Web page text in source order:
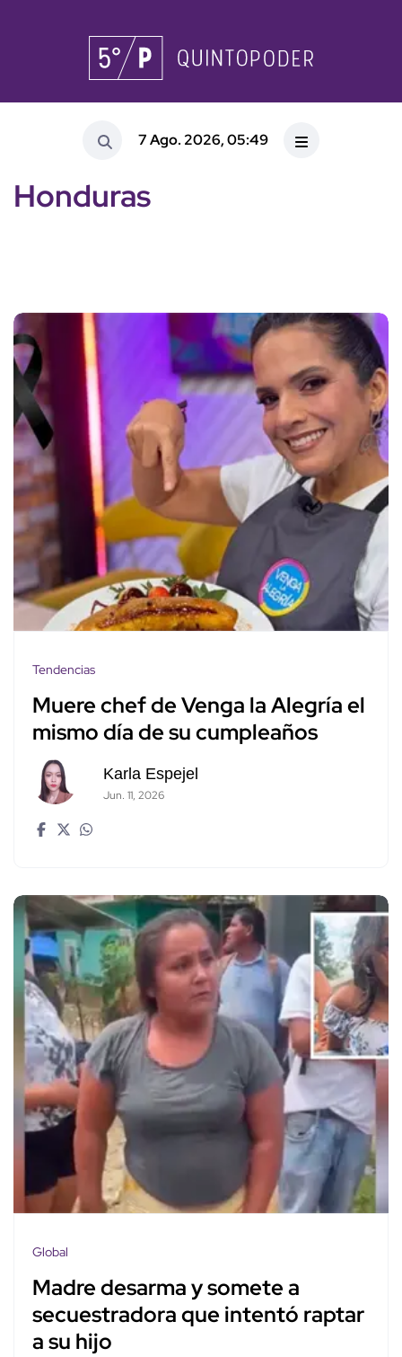
7 Ago. 2026, 05:49
Honduras
Tendencias
Muere chef de Venga la Alegría el
mismo día de su cumpleaños
Karla Espejel
Jun. 11, 2026
Global
Madre desarma y somete a
secuestradora que intentó raptar
a su hijo